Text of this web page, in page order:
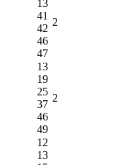
13
41
42
46
47
2
13
19
25
37
46
49
2
12
13